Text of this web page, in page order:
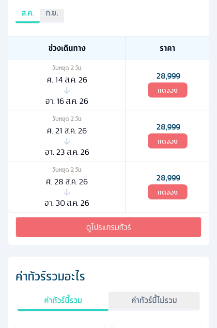
ส.ค. ก.ย.
ช่วงเดินทาง ราคา
วันหยุด 2วัน
ศ. 14 ส.ค. 26
อา. 16 ส.ค. 26
28,999
กดจอง
วันหยุด 2วัน
ศ. 21 ส.ค. 26
อา. 23 ส.ค. 26
28,999
กดจอง
วันหยุด 2วัน
ศ. 28 ส.ค. 26
อา. 30 ส.ค. 26
28,999
กดจอง
ดูโปรแกรมทัวร์
ค่าทัวร์รวมอะไร
ค่าทัวร์นี้รวม ค่าทัวร์นี้ไม่รวม